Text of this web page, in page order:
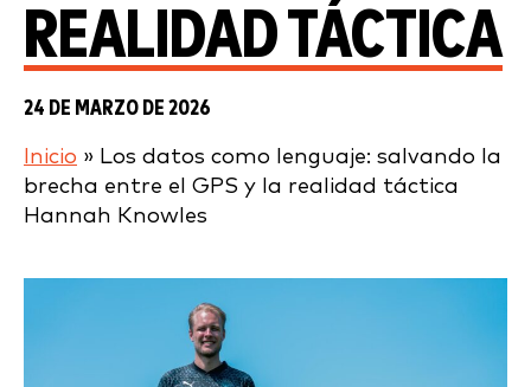
REALIDAD TÁCTICA
24 DE MARZO DE 2026
Inicio » Los datos como lenguaje: salvando la
brecha entre el GPS y la realidad táctica
Hannah Knowles